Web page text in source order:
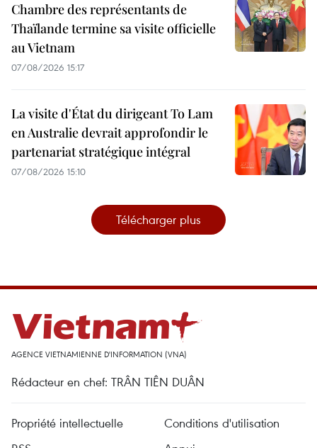
Chambre des représentants de
Thaïlande termine sa visite officielle
au Vietnam
07/08/2026 15:17
La visite d'État du dirigeant To Lam
en Australie devrait approfondir le
partenariat stratégique intégral
07/08/2026 15:10
Télécharger plus
AGENCE VIETNAMIENNE D'INFORMATION (VNA)
Rédacteur en chef: TRÂN TIÊN DUÂN
Propriété intellectuelle
Conditions d'utilisation